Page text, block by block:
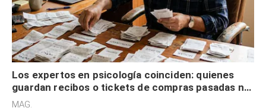
Los expertos en psicología coinciden: quienes
guardan recibos o tickets de compras pasadas no
son acumuladores, sino que tienen necesidad de
MAG.